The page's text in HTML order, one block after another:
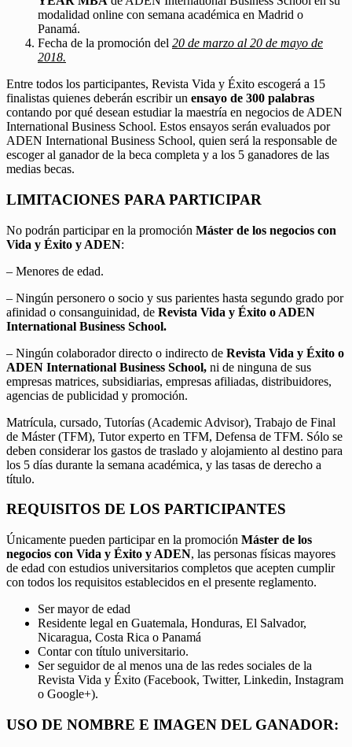
modalidad online con semana académica en Madrid o
Panamá.
Fecha de la promoción del 20 de marzo al 20 de mayo de
2018.
Entre todos los participantes, Revista Vida y Éxito escogerá a 15
finalistas quienes deberán escribir un ensayo de 300 palabras
contando por qué desean estudiar la maestría en negocios de ADEN
International Business School. Estos ensayos serán evaluados por
ADEN International Business School, quien será la responsable de
escoger al ganador de la beca completa y a los 5 ganadores de las
medias becas.
LIMITACIONES PARA PARTICIPAR
No podrán participar en la promoción Máster de los negocios con
Vida y Éxito y ADEN:
– Menores de edad.
– Ningún personero o socio y sus parientes hasta segundo grado por
afinidad o consanguinidad, de Revista Vida y Éxito o ADEN
International Business School.
– Ningún colaborador directo o indirecto de Revista Vida y Éxito o
ADEN International Business School, ni de ninguna de sus
empresas matrices, subsidiarias, empresas afiliadas, distribuidores,
agencias de publicidad y promoción.
Matrícula, cursado, Tutorías (Academic Advisor), Trabajo de Final
de Máster (TFM), Tutor experto en TFM, Defensa de TFM. Sólo se
deben considerar los gastos de traslado y alojamiento al destino para
los 5 días durante la semana académica, y las tasas de derecho a
título.
REQUISITOS DE LOS PARTICIPANTES
Únicamente pueden participar en la promoción Máster de los
negocios con Vida y Éxito y ADEN, las personas físicas mayores
de edad con estudios universitarios completos que acepten cumplir
con todos los requisitos establecidos en el presente reglamento.
Ser mayor de edad
Residente legal en Guatemala, Honduras, El Salvador,
Nicaragua, Costa Rica o Panamá
Contar con título universitario.
Ser seguidor de al menos una de las redes sociales de la
Revista Vida y Éxito (Facebook, Twitter, Linkedin, Instagram
o Google+).
USO DE NOMBRE E IMAGEN DEL GANADOR: